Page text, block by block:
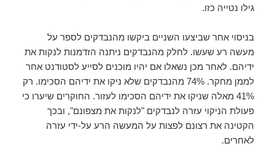
גילו נטייה כזו.
בניסוי אחר שביצעו השניים ביקשו מהנבדקים לספר על
מעשה רע שעשו. לחלק מהנבדקים ניתנה הזדמנות לנקות את
ידיהם. לאחר מכן נשאלו אם יהיו מוכנים לסייע לסטודנט אחר
לממן מחקר. 74% מהנבדקים שלא ניקו את ידיהם הסכימו. רק
41% מאלה שניקו את ידיהם הסכימו לעזור. החוקרים שיערו כי
פעולת הניקוי עזרה לנבדקים "לנקות את מצפונם", ובכך
הקטינה את רצונם לפצות על המעשה הרע על-ידי עזרה
לאחרים.